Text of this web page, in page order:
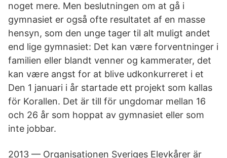
noget mere. Men beslutningen om at gå i
gymnasiet er også ofte resultatet af en masse
hensyn, som den unge tager til alt muligt andet
end lige gymnasiet: Det kan være forventninger i
familien eller blandt venner og kammerater, det
kan være angst for at blive udkonkurreret i et
Den 1 januari i år startade ett projekt som kallas
för Korallen. Det är till för ungdomar mellan 16
och 26 år som hoppat av gymnasiet eller som
inte jobbar.
2013 — Organisationen Sveriges Elevkårer är